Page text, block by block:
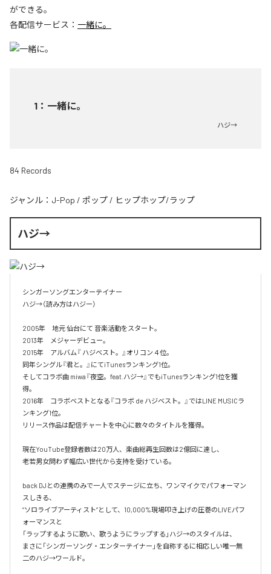
ができる。
各配信サービス： 一緒に。
1 ： 一緒に。
ハジ→
84 Records
ジャンル： J-Pop / ポップ / ヒップホップ/ラップ
ハジ→
シンガーソングエンターテイナー
ハジ→（読み方はハジー）
2005年　地元 仙台にて 音楽活動をスタート。
2013年　メジャーデビュー。
2015年　アルバム『 ハジベスト。』オリコン４位。
同年シングル『君と。』にてiTunesランキング1位。
そしてコラボ曲 miwa『夜空。feat.ハジ→』でもiTunesランキング1位を獲
得。
2016年　コラボベストとなる『コラボ de ハジベスト。』ではLINE MUSICラ
ンキング1位。
リリース作品は配信チャートを中心に数々のタイトルを獲得。
現在YouTube登録者数は20万人、楽曲総再生回数は2億回に達し、
老若男女問わず幅広い世代から支持を受けている。
back DJとの連携のみで一人でステージに立ち、ワンマイクでパフォーマン
スしきる、
“ソロライブアーティスト”として、10,000%現場叩き上げの圧巻のLIVEパフ
ォーマンスと
「ラップするように歌い、歌うようにラップする」ハジ→のスタイルは、
まさに「シンガーソング・エンターテイナー」を自称するに相応しい唯一無
二のハジ→ワールド。